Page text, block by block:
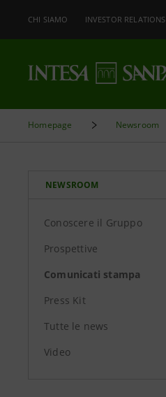
CHI SIAMO INVESTOR RELATIONS
Homepage Newsroom
NEWSROOM
Conoscere il Gruppo
Prospettive
Comunicati stampa
Press Kit
Tutte le news
Video